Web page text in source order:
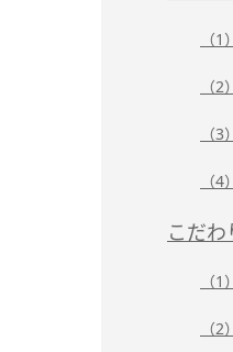
（
（
（
（
こだ
（
（